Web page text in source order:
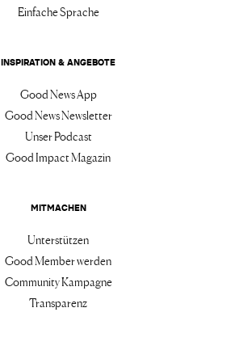
Einfache Sprache
INSPIRATION & ANGEBOTE
Good News App
Good News Newsletter
Unser Podcast
Good Impact Magazin
MITMACHEN
Unterstützen
Good Member werden
Community Kampagne
Transparenz